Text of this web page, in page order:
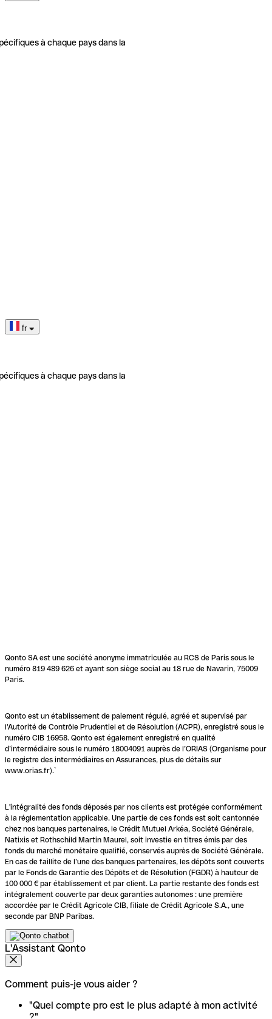
à chaque pays dans la
fr
à chaque pays dans la
Qonto SA est une société anonyme immatriculée au RCS de Paris sous le
numéro 819 489 626 et ayant son siège social au 18 rue de Navarin, 75009
Paris.
Qonto est un établissement de paiement régulé, agréé et supervisé par
l'Autorité de Contrôle Prudentiel et de Résolution (ACPR), enregistré sous le
numéro CIB 16958. Qonto est également enregistré en qualité
d’intermédiaire sous le numéro 18004091 auprès de l’ORIAS (Organisme pour
le registre des intermédiaires en Assurances, plus de détails sur
www.orias.fr).`
L'intégralité des fonds déposés par nos clients est protégée conformément
à la réglementation applicable. Une partie de ces fonds est soit cantonnée
chez nos banques partenaires, le Crédit Mutuel Arkéa, Société Générale,
Natixis et Rothschild Martin Maurel, soit investie en titres émis par des
fonds du marché monétaire qualifié, conservés auprès de Société Générale.
En cas de faillite de l’une des banques partenaires, les dépôts sont couverts
par le Fonds de Garantie des Dépôts et de Résolution (FGDR) à hauteur de
100 000 € par établissement et par client. La partie restante des fonds est
intégralement couverte par deux garanties autonomes : une première
accordée par le Crédit Agricole CIB, filiale de Crédit Agricole S.A., une
seconde par BNP Paribas.
L'Assistant Qonto
Comment puis-je vous aider ?
"Quel compte pro est le plus adapté à mon activité